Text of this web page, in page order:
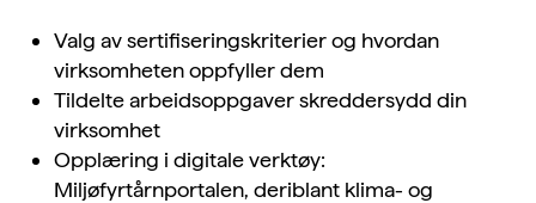
Valg av sertifiseringskriterier og hvordan
virksomheten oppfyller dem
Tildelte arbeidsoppgaver skreddersydd din
virksomhet
Opplæring i digitale verktøy:
Miljøfyrtårnportalen, deriblant klima- og